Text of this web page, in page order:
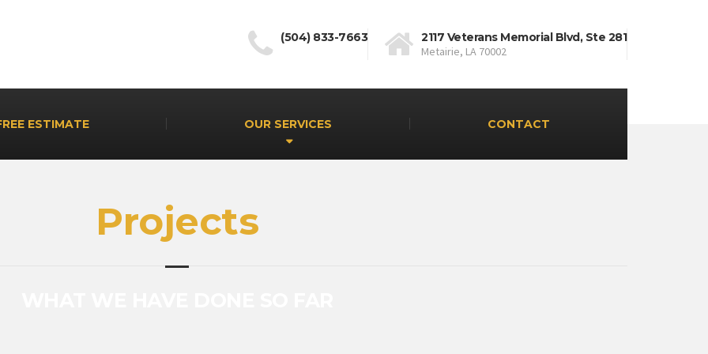
(504) 833-7663
2117 Veterans Memorial Blvd, Ste 281
Metairie, LA 70002
ESTIMATE OUR SERVICES CONTACT
Projects